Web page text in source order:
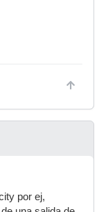
por ej,